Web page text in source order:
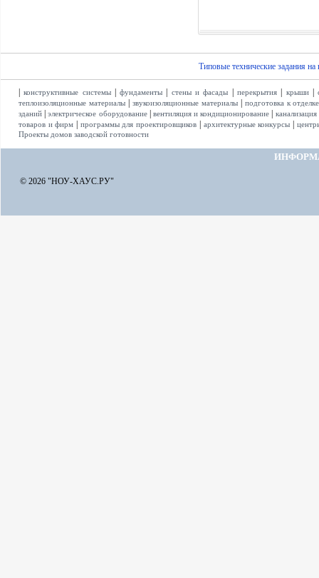
Типовые технические задания на
|конструктивные системы|фундаменты стены и фасады перекрытия| крыши|
теплоизоляционные материалы| звукоизоляционные материалы|
подготовка к отделке
зданий |электрическое оборудование| вентиляция и кондиционирование канализация
товаров и фирм программы для проектировщиков архитектурные конкурсы
Проекты домов заводской готовности
© 2026 "НОУ-ХАУС.РУ"